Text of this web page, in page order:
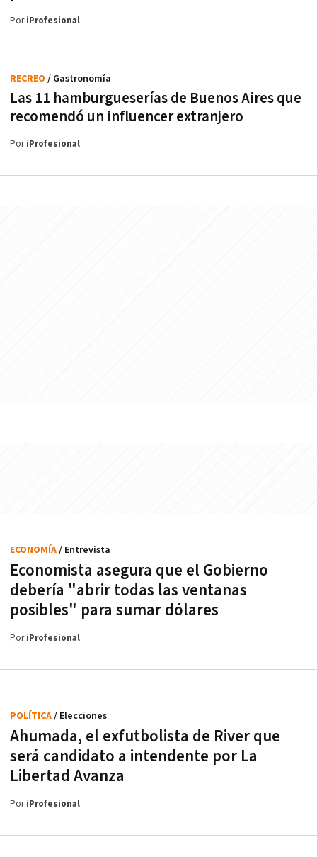
PoriProfesional
Las 11 hamburgueserías de Buenos Aires que
recomendó un influencer extranjero
RECREO / Gastronomía
PoriProfesional
Economista asegura que el Gobierno
debería "abrir todas las ventanas
posibles" para sumar dólares
ECONOMÍA/ Entrevista
PoriProfesional
Ahumada, el exfutbolista de River que
será candidato a intendente por La
Libertad Avanza
POLÍTICA/ Elecciones
PoriProfesional